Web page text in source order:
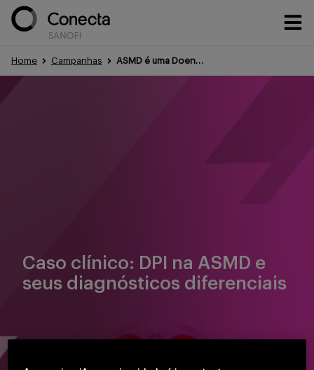
Conteúdos
Portfólio
Serviços
Home Campanhas ASMD é uma Doença Pulmonar Intersticial?
Caso clínico: DPI na ASMD e
seus diagnósticos diferenciais